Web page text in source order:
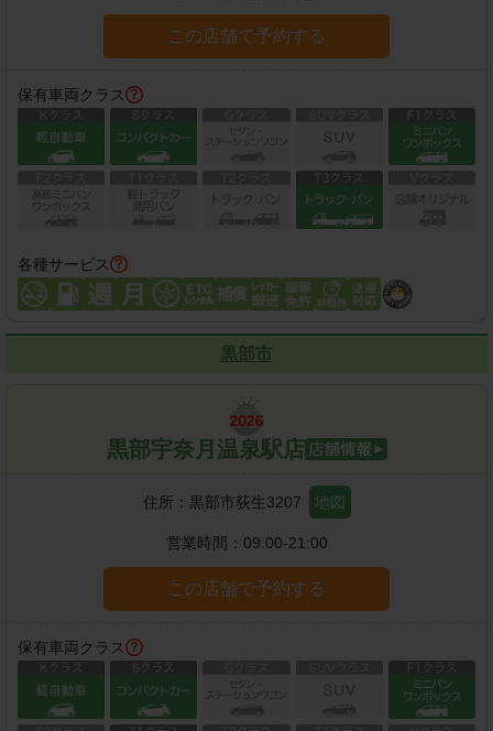
この店舗で予約する
保有車両クラス
各種サービス
黒部市
黒部宇奈月温泉駅店
住所： 黒部市荻生3207 地図
営業時間： 09:00-21:00
この店舗で予約する
保有車両クラス